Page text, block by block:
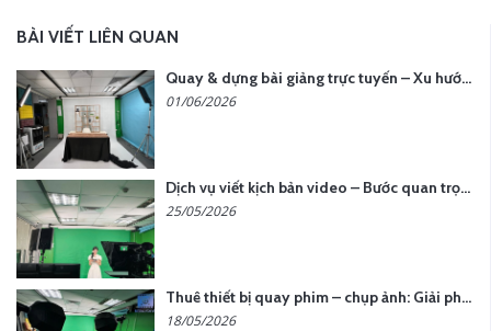
BÀI VIẾT LIÊN QUAN
Quay & dựng bài giảng trực tuyến – Xu hướng đào tạo thời đại số
01/06/2026
Dịch vụ viết kịch bản video – Bước quan trọng quyết định thành công nội dung
25/05/2026
Thuê thiết bị quay phim – chụp ảnh: Giải pháp tối ưu chi phí cho doanh nghiệp
18/05/2026